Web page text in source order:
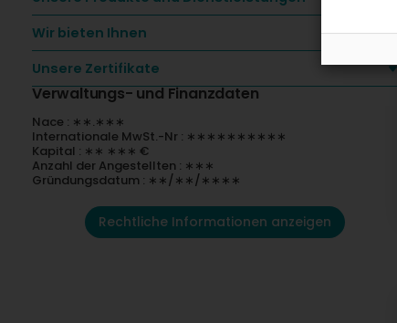
Wir bieten Ihnen
Unsere Zertifikate
Verwaltungs- und Finanzdaten
Nace : ∗∗.∗∗∗
Internationale MwSt.-Nr : ∗∗∗∗∗∗∗∗∗∗
Kapital : ∗∗ ∗∗∗ €
Anzahl der Angestellten : ∗∗∗
Gründungsdatum : ∗∗/∗∗/∗∗∗∗
Rechtliche Informationen anzeigen